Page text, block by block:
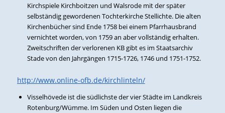
Kirchspiele Kirchboitzen und Walsrode mit der später
selbständig gewordenen Tochterkirche Stellichte. Die alten
Kirchenbücher sind Ende 1758 bei einem Pfarrhausbrand
vernichtet worden, von 1759 an aber vollständig erhalten.
Zweitschriften der verlorenen KB gibt es im Staatsarchiv
Stade von den Jahrgängen 1715-1726, 1746 und 1751-1752.
http://www.online-ofb.de/kirchlinteln/
Visselhövede ist die südlichste der vier Städte im Landkreis
Rotenburg/Wümme. Im Süden und Osten liegen die